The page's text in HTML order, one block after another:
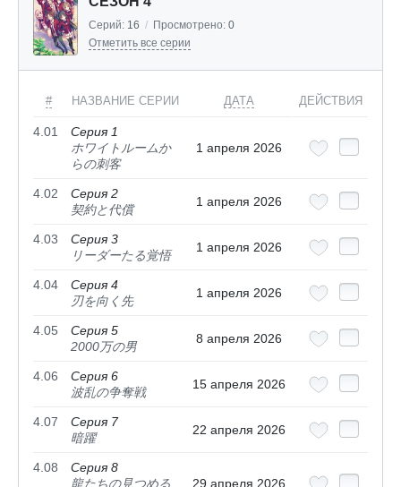
Серий: 16 / Просмотрено: 0
Отметить все серии
# НАЗВАНИЕ СЕРИИ ДАТА ДЕЙСТВИЯ
4.01
Серия 1
ホワイトルームか
らの刺客
1 апреля 2026
4.02
Серия 2
契約と代償
1 апреля 2026
4.03
Серия 3
リーダーたる覚悟
1 апреля 2026
4.04
Серия 4
刃を向く先
1 апреля 2026
4.05
Серия 5
2000万の男
8 апреля 2026
4.06
Серия 6
波乱の争奪戦
15 апреля 2026
4.07
Серия 7
暗躍
22 апреля 2026
4.08
Серия 8
龍たちの見つめる
29 апреля 2026